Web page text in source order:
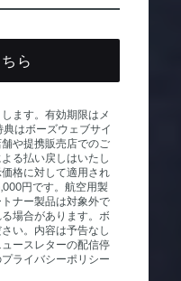
ら
ます。有効期限はメ
はボーズウェブサイ
や提携販売店でのご
る払い戻しはいたし
格に対して適用され
円です。航空用製
ナー製品は対象外で
場合があります。ボ
い。内容は予告なし
ースレターの配信停
ライバシーポリシー